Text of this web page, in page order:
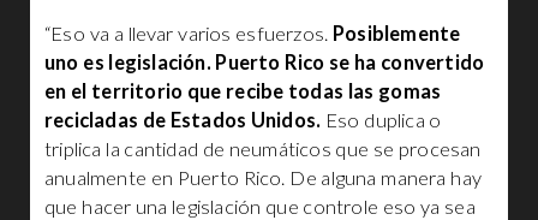
“Eso va a llevar varios esfuerzos. Posiblemente
uno es legislación. Puerto Rico se ha convertido
en el territorio que recibe todas las gomas
recicladas de Estados Unidos. Eso duplica o
triplica la cantidad de neumáticos que se procesan
anualmente en Puerto Rico. De alguna manera hay
que hacer una legislación que controle eso ya sea